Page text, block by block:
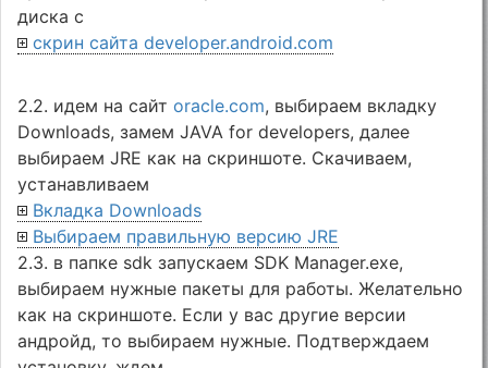
диска с
скрин сайта developer.android.com
2.2. идем на сайтoracle.com, выбираем вкладку
Downloads, замем JAVA for developers, далее
выбираем JRE как на скриншоте. Скачиваем,
устанавливаем
Вкладка Downloads
Выбираем правильную версию JRE
2.3. в папке sdk запускаем SDK Manager.exe,
выбираем нужные пакеты для работы. Желательно
как на скриншоте. Если у вас другие версии
андройд, то выбираем нужные. Подтверждаем